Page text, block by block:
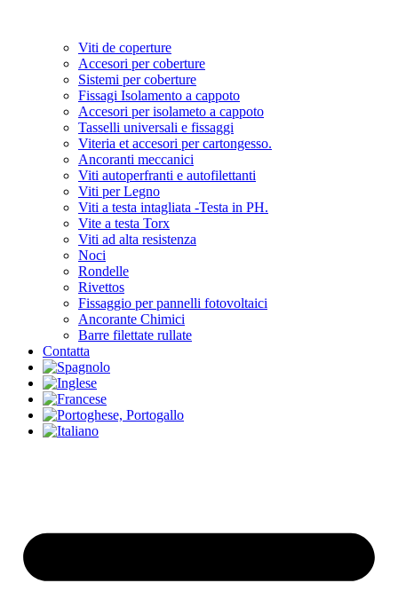
Viti de coperture
Accesori per coberture
Sistemi per coberture
Fissagi Isolamento a cappoto
Accesori per isolameto a cappoto
Tasselli universali e fissaggi
Viteria et accesori per cartongesso.
Ancoranti meccanici
Viti autoperfranti e autofilettanti
Viti per Legno
Viti a testa intagliata -Testa in PH.
Vite a testa Torx
Viti ad alta resistenza
Noci
Rondelle
Rivettos
Fissaggio per pannelli fotovoltaici
Ancorante Chimici
Barre filettate rullate
Contatta